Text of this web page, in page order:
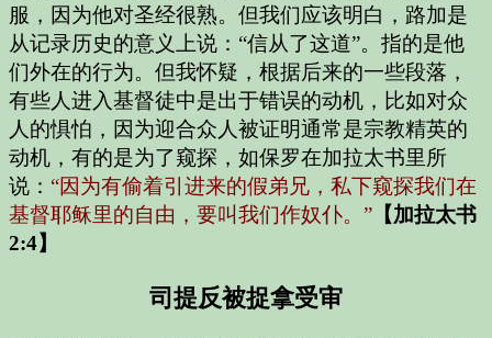
服，因为他对圣经很熟。但我们应该明白，路加是
从记录历史的意义上说：“信从了这道”。指的是他
们外在的行为。但我怀疑，根据后来的一些段落，
有些人进入基督徒中是出于错误的动机，比如对众
人的惧怕，因为迎合众人被证明通常是宗教精英的
动机，有的是为了窥探，如保罗在加拉太书里所
说： “因为有偷着引进来的假弟兄，私下窥探我们在
基督耶稣里的自由，要叫我们作奴仆。” 【加拉太书
2:4】
司提反被捉拿受审